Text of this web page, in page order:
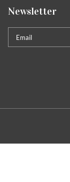
Newsletter